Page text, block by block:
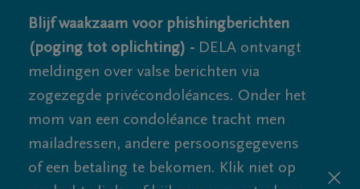
Blijf waakzaam voor phishingberichten
(poging tot oplichting) - DELA ontvangt
meldingen over valse berichten via
zogezegde privécondoléances. Onder het
mom van een condoléance tracht men
mailadressen, andere persoonsgegevens
of een betaling te bekomen. Klik niet op